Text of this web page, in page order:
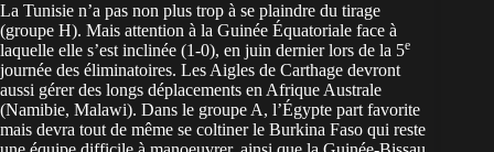
La Tunisie n’a pas non plus trop à se plaindre du tirage
(groupe H). Mais attention à la Guinée Équatoriale face à
laquelle elle s’est inclinée (1-0), en juin dernier lors de la 5e
journée des éliminatoires. Les Aigles de Carthage devront
aussi gérer des longs déplacements en Afrique Australe
(Namibie, Malawi). Dans le groupe A, l’Égypte part favorite
mais devra tout de même se coltiner le Burkina Faso qui reste